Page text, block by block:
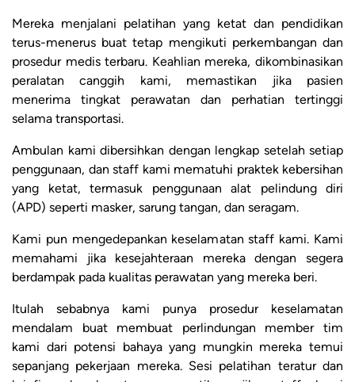
Mereka menjalani pelatihan yang ketat dan pendidikan
terus-menerus buat tetap mengikuti perkembangan dan
prosedur medis terbaru. Keahlian mereka, dikombinasikan
peralatan canggih kami, memastikan jika pasien
menerima tingkat perawatan dan perhatian tertinggi
selama transportasi.
Ambulan kami dibersihkan dengan lengkap setelah setiap
penggunaan, dan staff kami mematuhi praktek kebersihan
yang ketat, termasuk penggunaan alat pelindung diri
(APD) seperti masker, sarung tangan, dan seragam.
Kami pun mengedepankan keselamatan staff kami. Kami
memahami jika kesejahteraan mereka dengan segera
berdampak pada kualitas perawatan yang mereka beri.
Itulah sebabnya kami punya prosedur keselamatan
mendalam buat membuat perlindungan member tim
kami dari potensi bahaya yang mungkin mereka temui
sepanjang pekerjaan mereka. Sesi pelatihan teratur dan